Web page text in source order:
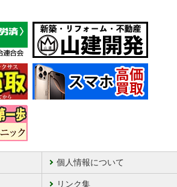
個人情報について
リンク集